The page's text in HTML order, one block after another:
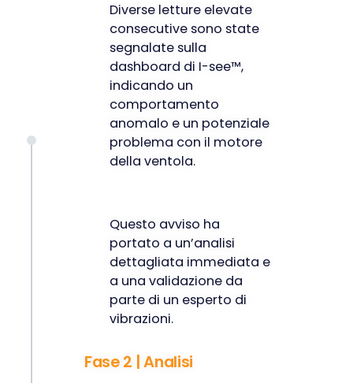
Diverse letture elevate
consecutive sono state
segnalate sulla
dashboard di I-see™,
indicando un
comportamento
anomalo e un potenziale
problema con il motore
della ventola.
Questo avviso ha
portato a un’analisi
dettagliata immediata e
a una validazione da
parte di un esperto di
vibrazioni.
Fase 2 | Analisi